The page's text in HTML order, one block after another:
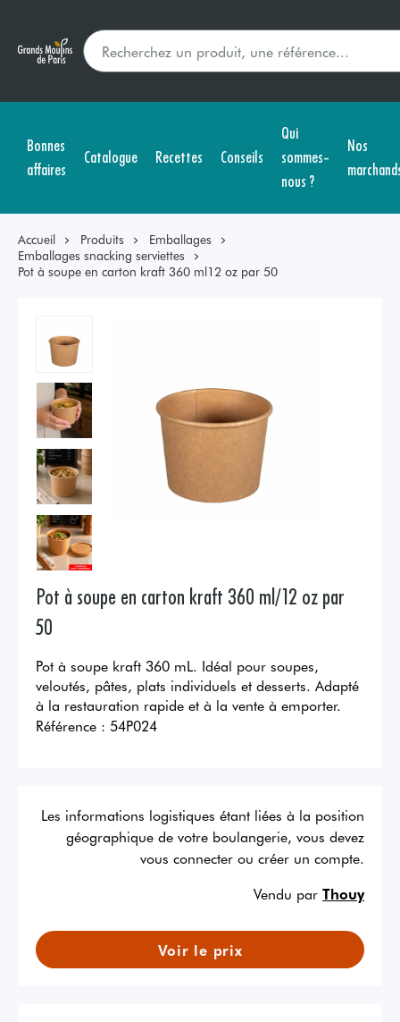
Bonnes
affaires
Catalogue Recettes Conseils
Qui
sommes-
nous ?
Nos
Accueil Produits
Emballages
Emballages snacking serviettes
Pot à soupe en carton kraft 360 ml12 oz par 50
Pot à soupe en carton kraft 360 ml/12 oz par
50
Pot à soupe kraft 360 mL. Idéal pour soupes,
veloutés, pâtes, plats individuels et desserts. Adapté
à la restauration rapide et à la vente à emporter.
Référence : 54P024
Les informations logistiques étant liées à la position
géographique de votre boulangerie, vous devez
vous connecter ou créer un compte.
Vendu par Thouy
Voir le prix